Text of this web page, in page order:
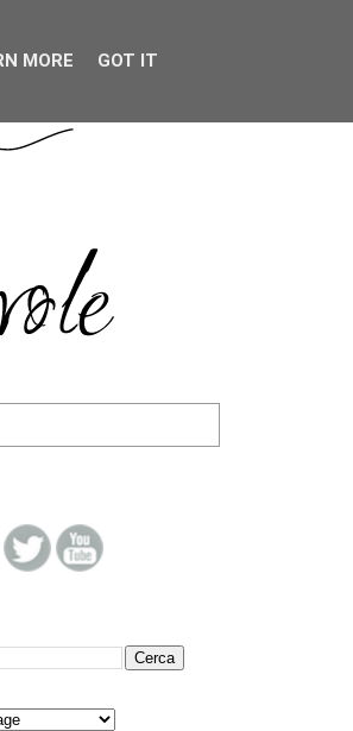
MORE GOT IT